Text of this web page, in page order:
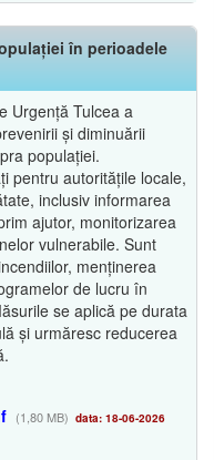
în perioadele
Urgență Tulcea a
și diminuării
populației.
pentru autoritățile locale,
inclusiv informarea
ajutor, monitorizarea
vulnerabile. Sunt
menținerea
de lucru în
se aplică pe durata
și urmăresc reducerea
(1,80 MB) data: 18-06-2026